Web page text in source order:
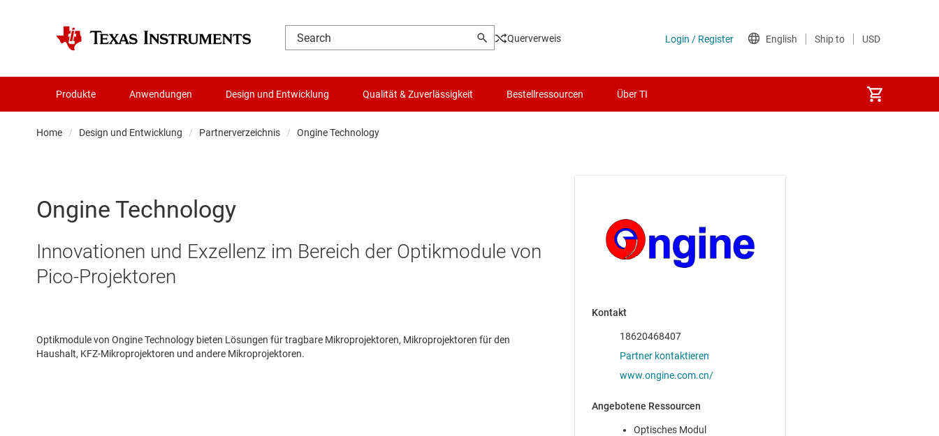
Querverweis
Produkte Anwendungen Design und Entwicklung Qualität & Zuverlässigkeit Bestellressourcen Über TI
Home Design und Entwicklung Partnerverzeichnis Ongine Technology
Ongine Technology
Innovationen und Exzellenz im Bereich der Optikmodule von
Pico-Projektoren
Optikmodule von Ongine Technology bieten Lösungen für tragbare Mikroprojektoren, Mikroprojektoren für den
Haushalt, KFZ-Mikroprojektoren und andere Mikroprojektoren.
Kontakt
18620468407
Partner kontaktieren
www.ongine.com.cn/
Angebotene Ressourcen
Optisches Modul